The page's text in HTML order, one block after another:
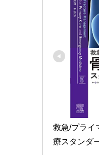
救急/プライ
療スタンダ